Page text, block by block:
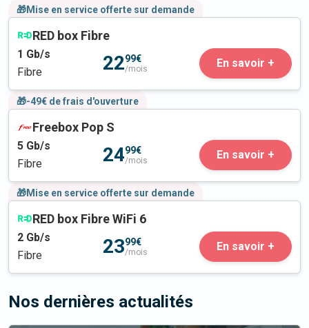
🎁Mise en service offerte sur demande
RED box Fibre
1 Gb/s
Fibre
2299€
/mois En savoir +
🎁-49€ de frais d'ouverture
Freebox Pop S
5 Gb/s
Fibre
2499€
/mois En savoir +
🎁Mise en service offerte sur demande
RED box Fibre WiFi 6
2 Gb/s
Fibre
2399€
/mois En savoir +
Nos dernières actualités